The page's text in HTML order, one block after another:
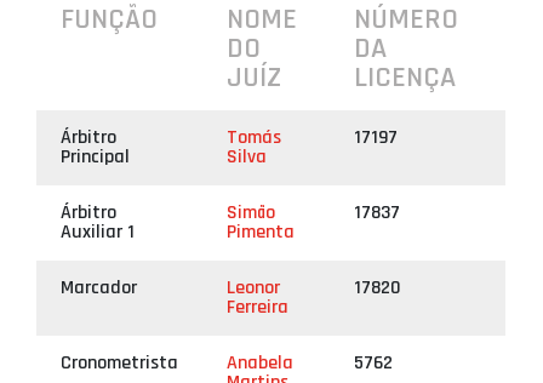
FUNÇÃO
NOME
DO
JUÍZ
NÚMERO
DA
LICENÇA
Árbitro
Principal
Tomás
Silva
17197
Árbitro
Auxiliar 1
Simão
Pimenta
17837
Marcador Leonor
Ferreira
17820
Cronometrista Anabela 5762